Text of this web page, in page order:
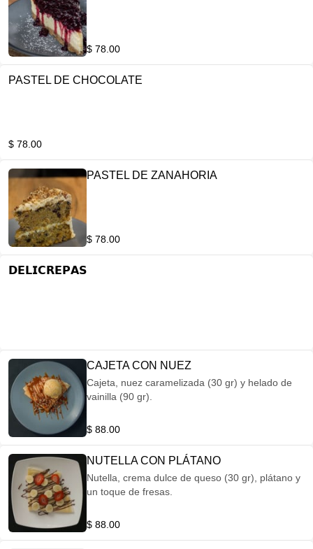
$ 78.00
PASTEL DE CHOCOLATE
$ 78.00
PASTEL DE ZANAHORIA
$ 78.00
𝗗𝗘𝗟𝗜𝗖𝗥𝗘𝗣𝗔𝗦
CAJETA CON NUEZ
Cajeta, nuez caramelizada (30 gr) y helado de
vainilla (90 gr).
$ 88.00
NUTELLA CON PLÁTANO
Nutella, crema dulce de queso (30 gr), plátano y
un toque de fresas.
$ 88.00